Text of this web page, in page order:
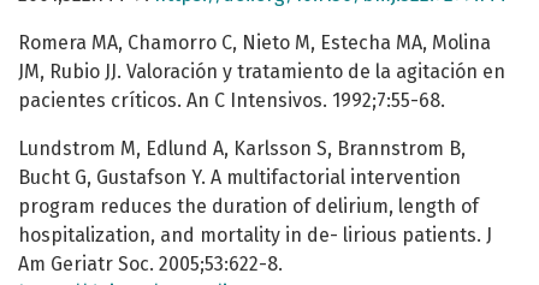
Romera MA, Chamorro C, Nieto M, Estecha MA, Molina
JM, Rubio JJ. Valoración y tratamiento de la agitación en
pacientes críticos. An C Intensivos. 1992;7:55-68.
Lundstrom M, Edlund A, Karlsson S, Brannstrom B,
Bucht G, Gustafson Y. A multifactorial intervention
program reduces the duration of delirium, length of
hospitalization, and mortality in de- lirious patients. J
Am Geriatr Soc. 2005;53:622-8.